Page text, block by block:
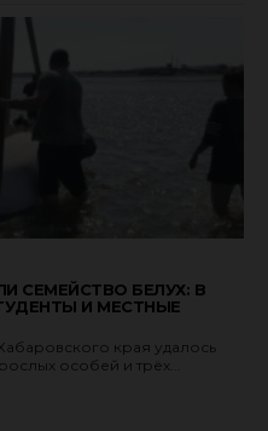
СЕМЕЙСТВО БЕЛУХ: В
И МЕСТНЫЕ
края удалось
особей и трёх...